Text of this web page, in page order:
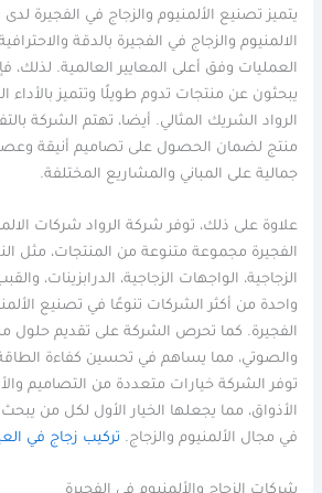
يتميز تصنيع الألمنيوم والزجاج في الفجيرة
الالمنيوم والزجاج في الفجيرة بالدقة
العمليات وفق أعلى المعايير العالمية. لذلك،
يبحثون عن منتجات تدوم طويلًا وتتميز
الرواد الشريك المثالي. أيضا، تهتم الشركة
منتج لضمان الحصول على تصاميم أنيقة
جمالية على المباني والمشاريع المختلفة.
علاوة على ذلك، توفر شركة الرواد شركات
الفجيرة مجموعة متنوعة من المنتجات، مثل
الزجاجية، الواجهات الزجاجية، الدرابزينات،
واحدة من أكثر الشركات تنوعًا في تصنيع
الفجيرة. كما تحرص الشركة على تقديم حلول
والصوتي، مما يساهم في تحسين كفاءة الطاقة
توفر الشركة خيارات متعددة من التصاميم
الأذواق، مما يجعلها الخيار الأول لكل من
في مجال الألمنيوم والزجاج. تركيب زجاج في